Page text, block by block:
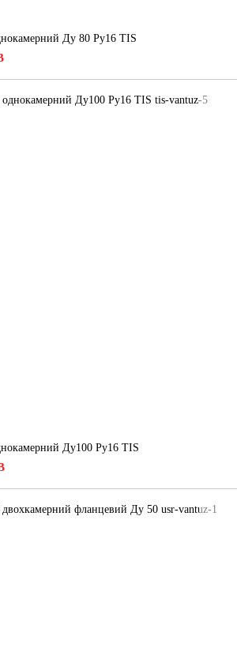
Ду 80 Ру16 ТIS
Ду100 Ру16 ТIS